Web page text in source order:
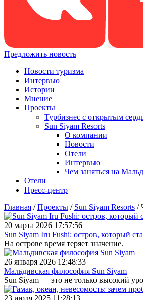
Предложить новость
Новости туризма
Интервью
Истории
Мнение
Проекты
Турбизнес с открытым
Sun Siyam Resorts
О компании
Новости
Отели
Интервью
Чем заняться на
Отели
Пресс-центр
Главная /Проекты / Sun Siyam Resorts /
20 марта 2026 17:57:56
Sun Siyam Iru Fushi: остров, который
На острове время теряет значение.
26 января 2026 12:48:33
Мальдивская философия Sun Siyam
Sun Siyam — это не только высокий